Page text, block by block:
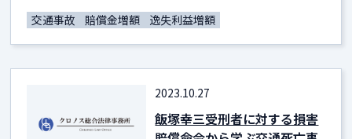
交通事故 賠償金増額 逸失利益増額
2023.10.27
飯塚幸三受刑者に対する損害